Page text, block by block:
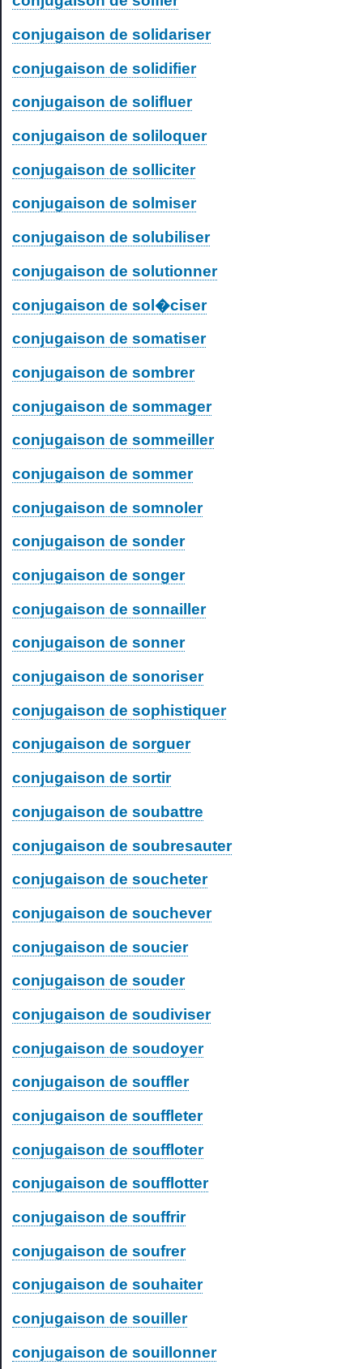
conjugaison de solidariser
conjugaison de solidifier
conjugaison de solifluer
conjugaison de soliloquer
conjugaison de solliciter
conjugaison de solmiser
conjugaison de solubiliser
conjugaison de solutionner
conjugaison de sol�ciser
conjugaison de somatiser
conjugaison de sombrer
conjugaison de sommager
conjugaison de sommeiller
conjugaison de sommer
conjugaison de somnoler
conjugaison de sonder
conjugaison de songer
conjugaison de sonnailler
conjugaison de sonner
conjugaison de sonoriser
conjugaison de sophistiquer
conjugaison de sorguer
conjugaison de sortir
conjugaison de soubattre
conjugaison de soubresauter
conjugaison de soucheter
conjugaison de souchever
conjugaison de soucier
conjugaison de souder
conjugaison de soudiviser
conjugaison de soudoyer
conjugaison de souffler
conjugaison de souffleter
conjugaison de souffloter
conjugaison de soufflotter
conjugaison de souffrir
conjugaison de soufrer
conjugaison de souhaiter
conjugaison de souiller
conjugaison de souillonner